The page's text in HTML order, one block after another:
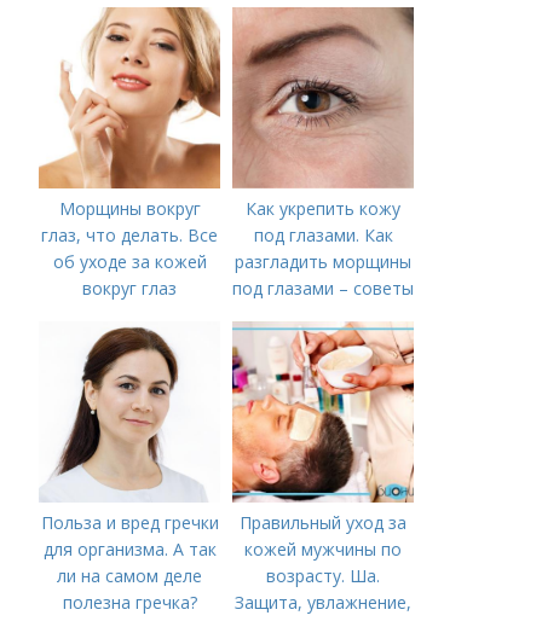
Морщины вокруг
глаз, что делать. Все
об уходе за кожей
вокруг глаз
Как укрепить кожу
под глазами. Как
разгладить морщины
под глазами – советы
Польза и вред гречки
для организма. А так
ли на самом деле
полезна гречка?
Правильный уход за
кожей мужчины по
возрасту. Ша.
Защита, увлажнение,